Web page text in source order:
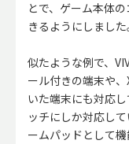
とで、ゲーム本体
きるようにしました
似たような例で、
ール付きの端末や
いた端末にも対応
ッチにしか対応し
ームパッドとして